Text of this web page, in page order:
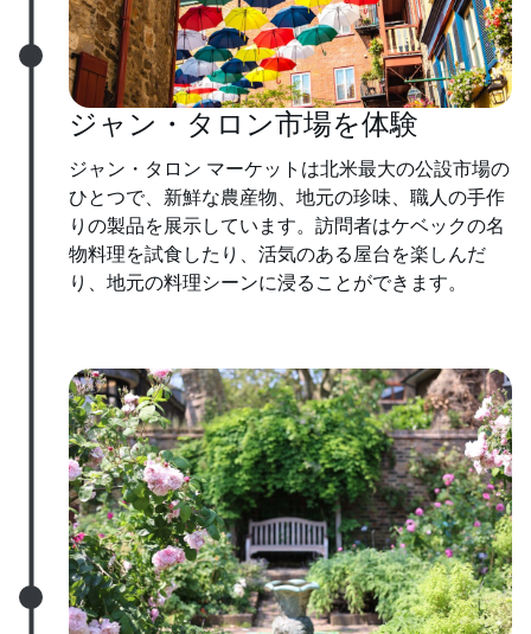
ジャン・タロン市場を体験
ジャン・タロン マーケットは北米最大の公設市場の
ひとつで、新鮮な農産物、地元の珍味、職人の手作
りの製品を展示しています。訪問者はケベックの名
物料理を試食したり、活気のある屋台を楽しんだ
り、地元の料理シーンに浸ることができます。